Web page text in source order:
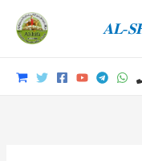
content
𝐀𝐋-